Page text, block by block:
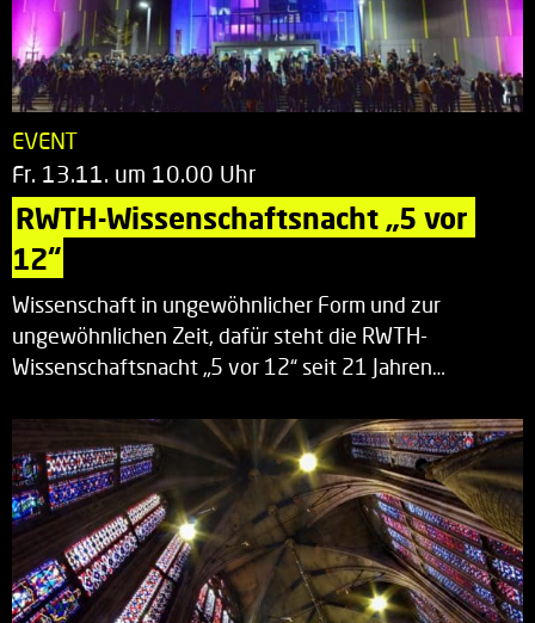
EVENT
Fr. 13.11. um 10.00 Uhr
RWTH-Wissenschaftsnacht „5 vor
12“
Wissenschaft in ungewöhnlicher Form und zur
ungewöhnlichen Zeit, dafür steht die RWTH-
Wissenschaftsnacht „5 vor 12“ seit 21 Jahren…